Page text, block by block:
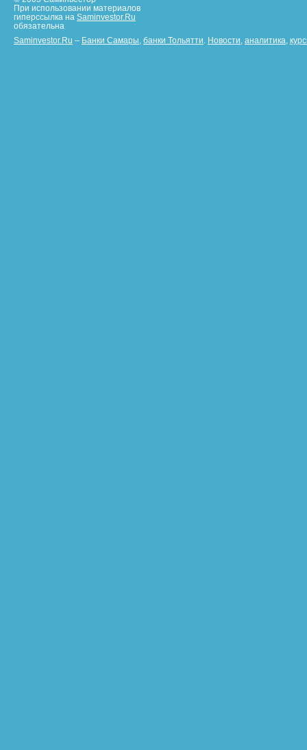
При использовании материалов
гиперссылка на Saminvestor.Ru
обязательна
Saminvestor.Ru – Банки Самары банки Тольятти Новости аналитика